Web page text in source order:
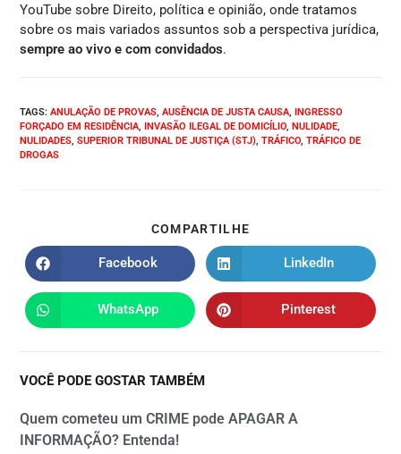
YouTube sobre Direito, política e opinião, onde tratamos
sobre os mais variados assuntos sob a perspectiva jurídica,
sempre ao vivo e com convidados.
TAGS:ANULAÇÃO DE PROVAS, AUSÊNCIA DE JUSTA CAUSA, INGRESSO
FORÇADO EM RESIDÊNCIA, INVASÃO ILEGAL DE DOMICÍLIO, NULIDADE,
NULIDADES, SUPERIOR TRIBUNAL DE JUSTIÇA (STJ), TRÁFICO, TRÁFICO DE
DROGAS
COMPARTILHE
Facebook LinkedIn
WhatsApp Pinterest
VOCÊ PODE GOSTAR TAMBÉM
Quem cometeu um CRIME pode APAGAR A
INFORMAÇÃO? Entenda!